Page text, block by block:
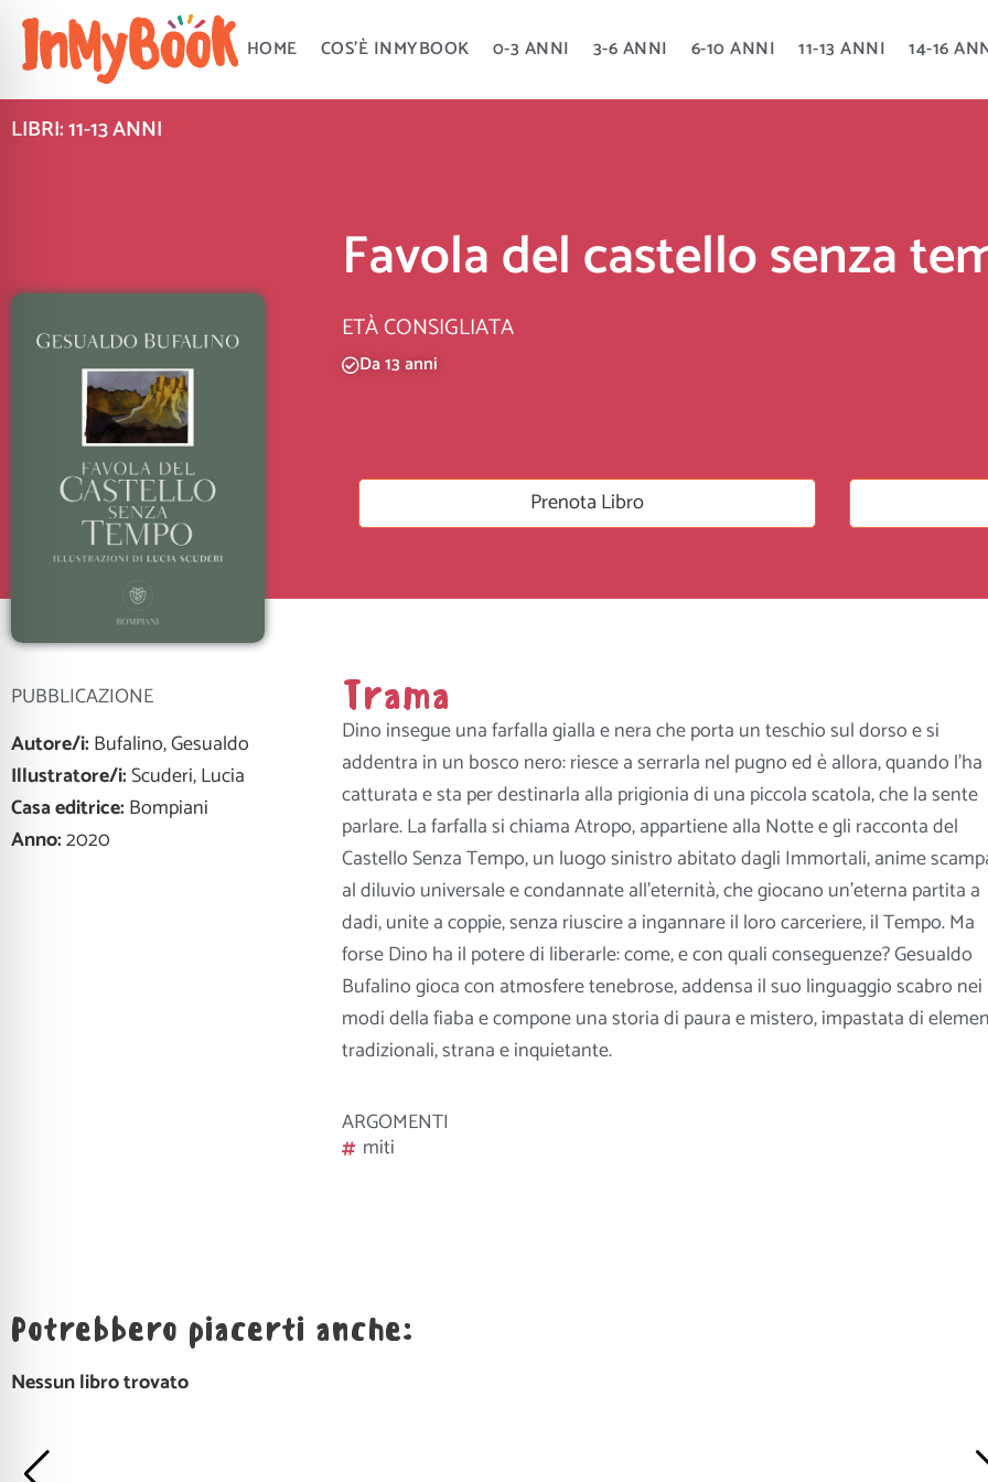
Vai
contenuto
HOME COS’È INMYBOOK 0-3 ANNI 3-6 ANNI 6-10 ANNI 11-13 ANNI 14-16
LIBRI: 11-13 ANNI
Favola del castello senza
ETÀ CONSIGLIATA
Da 13 anni
Prenota Libro
PUBBLICAZIONE
Autore/i:Bufalino, Gesualdo
Illustratore/i:Scuderi, Lucia
Casa editrice:Bompiani
Anno:2020
Trama
Dino insegue una farfalla gialla e nera che porta un teschio sul dorso e si
addentra in un bosco nero: riesce a serrarla nel pugno ed è allora, quando l’ha
catturata e sta per destinarla alla prigionia di una piccola scatola, che la sente
parlare. La farfalla si chiama Atropo, appartiene alla Notte e gli racconta del
Castello Senza Tempo, un luogo sinistro abitato dagli Immortali, anime
al diluvio universale e condannate all’eternità, che giocano un’eterna partita a
dadi, unite a coppie, senza riuscire a ingannare il loro carceriere, il Tempo. Ma
forse Dino ha il potere di liberarle: come, e con quali conseguenze? Gesualdo
Bufalino gioca con atmosfere tenebrose, addensa il suo linguaggio scabro nei
modi della fiaba e compone una storia di paura e mistero, impastata di
tradizionali, strana e inquietante.
ARGOMENTI
miti
Potrebbero piacerti anche:
Nessun libro trovato